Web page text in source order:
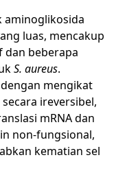
aminoglikosida
luas, mencakup
dan beberapa
S. aureus.
mengikat
ireversibel,
mRNA dan
non-fungsional,
kematian sel